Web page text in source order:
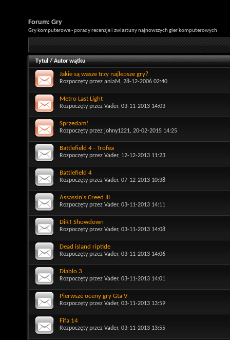
Forum: Gry
Gry komputerowe - porady recenzje i zwiastuny najnowszych gier komputerowych
Tytuł/Autor wątku
Jakie są wasze trzy najlepsze gry?
Rozpoczęty przez aniaM, 28-12-2006 02:40
Metro Last Light
Rozpoczęty przez Vader, 03-11-2013 14:03
Sprzedam!
Rozpoczęty przez johny1221, 20-02-2015 14:25
Battlefield 4 - Trofea
Rozpoczęty przez Vader, 12-12-2013 11:23
Battlefield 4
Rozpoczęty przez Vader, 07-12-2013 10:38
Assassin's Creed III
Rozpoczęty przez Vader, 03-11-2013 14:11
DiRT Showdown
Rozpoczęty przez Vader, 03-11-2013 14:08
Dead island riptide
Rozpoczęty przez Vader, 03-11-2013 14:06
Diablo 3
Rozpoczęty przez Vader, 03-11-2013 14:01
Pierwsze oceny gry Gta V
Rozpoczęty przez Vader, 03-11-2013 13:59
Fifa 14
Rozpoczęty przez Vader, 03-11-2013 13:55